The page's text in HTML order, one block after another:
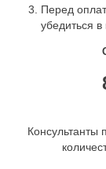
Перед
убедиться в
Консультанты